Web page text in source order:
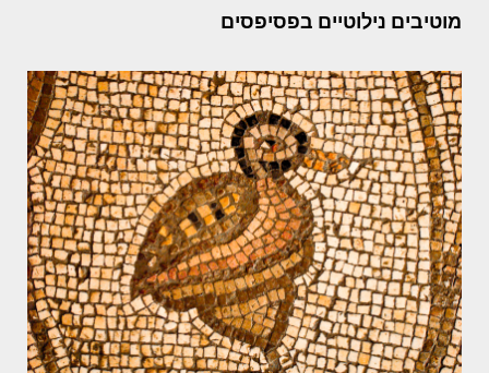
מוטיבים נילוטיים בפסיפסים